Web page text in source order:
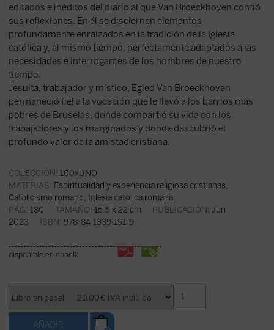
editados e inéditos del diario al que Van Broeckhoven confió
sus reflexiones. En él se disciernen elementos
profundamente enraizados en la tradición de la Iglesia
católica y, al mismo tiempo, perfectamente adaptados a las
necesidades e interrogantes de los hombres de nuestro
tiempo.
Jesuita, trabajador y místico, Egied Van Broeckhoven
permaneció fiel a la vocación que le llevó a los barrios más
pobres de Bruselas, donde compartió su vida con los
trabajadores y los marginados y donde descubrió el
profundo valor de la amistad cristiana.
COLECCIÓN: 100xUNO
MATERIAS: Espiritualidad y experiencia religiosa cristianas
Catolicismo romano, Iglesia católica romana
PÁG: 180 TAMAÑO: 15,5 x 22 cm PUBLICACIÓN: Jun
2023 ISBN: 978-84-1339-151-9
disponible en ebook: